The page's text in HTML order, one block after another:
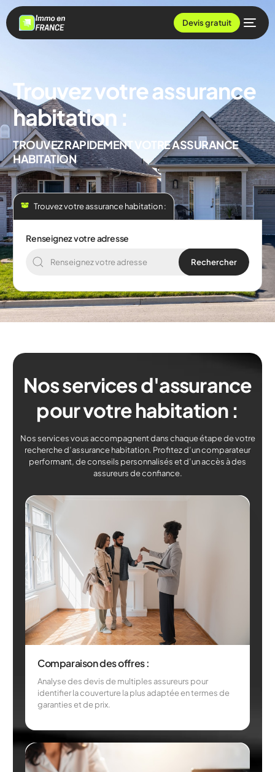
Devis gratuit
Trouvez votre assurance
habitation :
TROUVEZ RAPIDEMENT VOTRE ASSURANCE
HABITATION
Trouvez votre assurance habitation :
Renseignez votre adresse
Rechercher
Nos services d'assurance
pour votre habitation :
Nos services vous accompagnent dans chaque étape de votre
recherche d’assurance habitation. Profitez d’un comparateur
performant, de conseils personnalisés et d’un accès à des
assureurs de confiance.
Comparaison des offres :
Analyse des devis de multiples assureurs pour
identifier la couverture la plus adaptée en termes de
garanties et de prix.